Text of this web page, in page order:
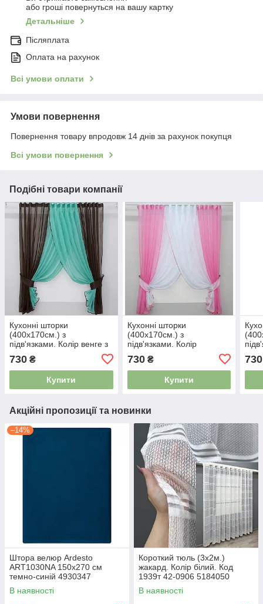
або гроші повернуться на вашу картку
Детальніше
Післяплата
Оплата на рахунок
Всі умови оплати
Умови повернення
Повернення товару впродовж 14 днів за рахунок покупця
Всі умови повернення
Подібні товари компанії
Кухонні шторки
(400х170см.) з
підв'язками. Колір венге з
бірюзовим. Код 096к 50-
808 4677489
730 ₴
Купити
Кухонні шторки
(400х170см.) з
підв'язками. Колір
рожевий з білим. Код 096к
50-807 4521477
730₴
Купити
730
Акційні пропозиції та новинки
–14%
Штора велюр Ardesto
ART1030NA 150х270 см
темно-синій 4930347
В наявності
Короткий тюль (3х2м.)
жакард. Колір білий. Код
1939т 42-0906 5184050
В наявності